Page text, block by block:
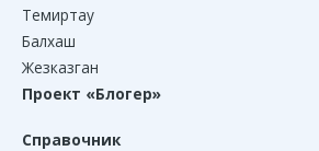
Темиртау
Балхаш
Жезказган
Проект «Блогер»
Справочник